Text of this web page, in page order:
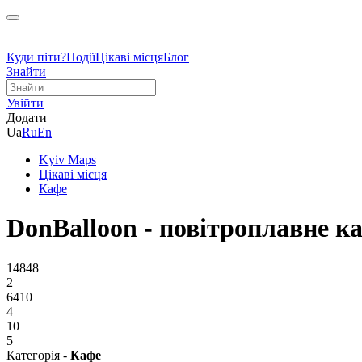
Куди піти?ПодіїЦікаві місцяБлог
Знайти
Увійти
Додати
UaRuEn
Kyiv Maps
Цікаві місця
Кафе
DonBalloon - повітроплавне
14848
2
6410
4
10
5
Категорія - Кафе